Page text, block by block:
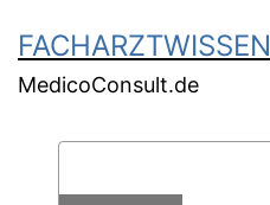
FACHARZTWISSEN
MedicoConsult.de